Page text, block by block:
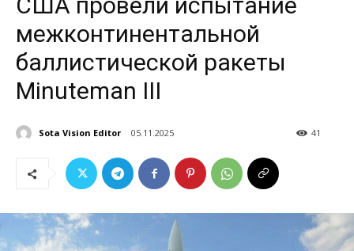
межконтинентальной
баллистической ракеты
Minuteman III
Sota Vision Editor 05.11.2025 41